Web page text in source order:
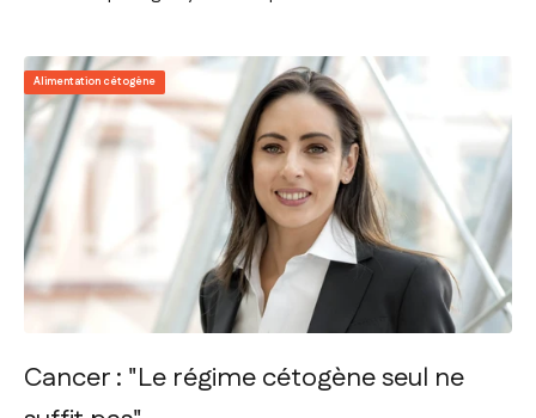
Alimentation cétogène
Cancer : "Le régime cétogène seul ne